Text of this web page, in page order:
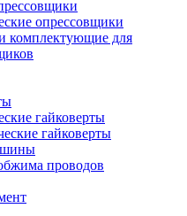
опрессовщики
комплектующие для
гайковерты
гайковерты
проводов